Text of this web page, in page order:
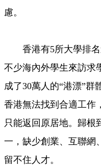
慮。
香港有5所大學排名
不少海內外學生來訪求
成了30萬人的“港漂”群
香港無法找到合適工作
只能返回原居地。歸根
一，缺少創業、互聯網
留不住人才。